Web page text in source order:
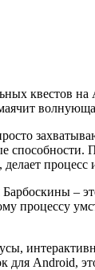
квестов
способности.
–
процессу
для Android,